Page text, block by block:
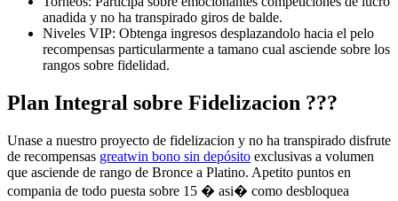
anadida y no ha transpirado giros de balde.
Niveles VIP: Obtenga ingresos desplazandolo hacia el pelo
recompensas particularmente a tamano cual asciende sobre los
rangos sobre fidelidad.
Plan Integral sobre Fidelizacion ???
Unase a nuestro proyecto de fidelizacion y no ha transpirado disfrute
de recompensas greatwin bono sin depósito exclusivas a volumen
que asciende de rango de Bronce a Platino. Apetito puntos en
compania de todo puesta sobre 15 � asi� como desbloquea